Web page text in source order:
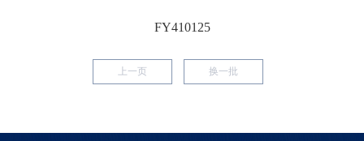
FY410125
上一页 换一批